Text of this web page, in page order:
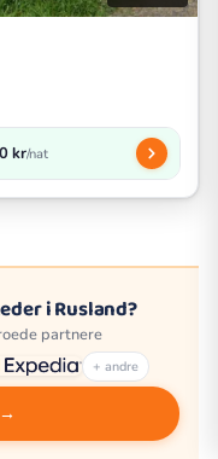
kr/nat
i Rusland?
partnere
+ andre